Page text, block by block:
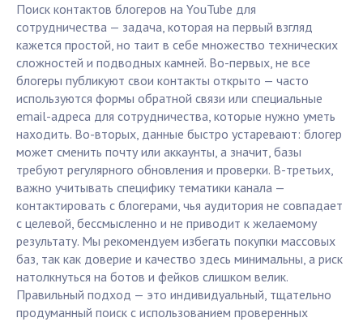
Поиск контактов блогеров на YouTube для
сотрудничества — задача, которая на первый взгляд
кажется простой, но таит в себе множество технических
сложностей и подводных камней. Во-первых, не все
блогеры публикуют свои контакты открыто — часто
используются формы обратной связи или специальные
email-адреса для сотрудничества, которые нужно уметь
находить. Во-вторых, данные быстро устаревают: блогер
может сменить почту или аккаунты, а значит, базы
требуют регулярного обновления и проверки. В-третьих,
важно учитывать специфику тематики канала —
контактировать с блогерами, чья аудитория не совпадает
с целевой, бессмысленно и не приводит к желаемому
результату. Мы рекомендуем избегать покупки массовых
баз, так как доверие и качество здесь минимальны, а риск
натолкнуться на ботов и фейков слишком велик.
Правильный подход — это индивидуальный, тщательно
продуманный поиск с использованием проверенных